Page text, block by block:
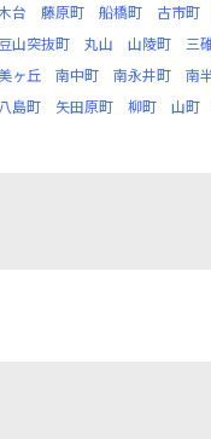
台 藤原町 船橋町 古市町
山突抜町 丸山 山陵町 三
ヶ丘 南中町 南永井町 南
八島町 矢田原町 柳町 山町